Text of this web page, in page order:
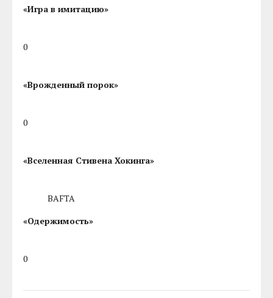
«Игра в имитацию»
0
«Врожденный порок»
0
«Вселенная Стивена Хокинга»
BAFTA
«Одержимость»
0